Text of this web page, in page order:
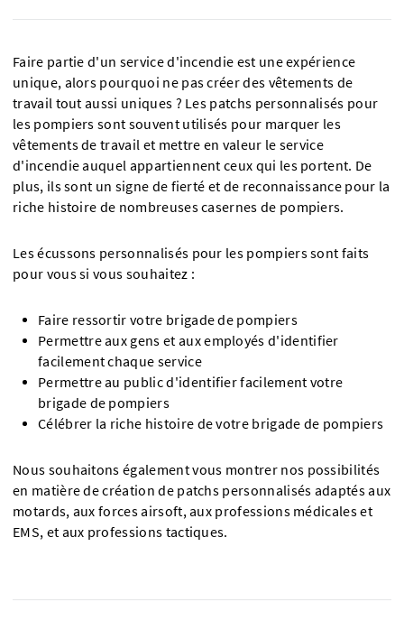
Faire partie d'un service d'incendie est une expérience
unique, alors pourquoi ne pas créer des vêtements de
travail tout aussi uniques ? Les patchs personnalisés pour
les pompiers sont souvent utilisés pour marquer les
vêtements de travail et mettre en valeur le service
d'incendie auquel appartiennent ceux qui les portent. De
plus, ils sont un signe de fierté et de reconnaissance pour la
riche histoire de nombreuses casernes de pompiers.
Les écussons personnalisés pour les pompiers sont faits
pour vous si vous souhaitez :
Faire ressortir votre brigade de pompiers
Permettre aux gens et aux employés d'identifier
facilement chaque service
Permettre au public d'identifier facilement votre
brigade de pompiers
Célébrer la riche histoire de votre brigade de pompiers
Nous souhaitons également vous montrer nos possibilités
en matière de création de patchs personnalisés adaptés aux
motards, aux forces airsoft, aux professions médicales et
EMS, et aux professions tactiques.